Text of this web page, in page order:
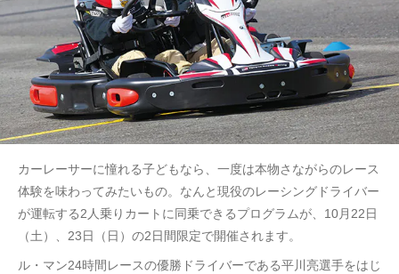
カーレーサーに憧れる子どもなら、一度は本物さながらのレース
体験を味わってみたいもの。なんと現役のレーシングドライバー
が運転する2人乗りカートに同乗できるプログラムが、10月22日
（土）、23日（日）の2日間限定で開催されます。
ル・マン24時間レースの優勝ドライバーである平川亮選手をはじ